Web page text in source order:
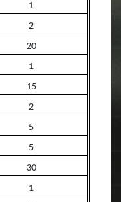
1
2
20
1
15
2
5
5
30
1